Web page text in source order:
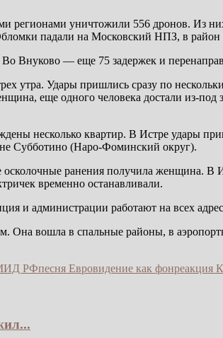
уничтожили 556 дронов. Из
падали на Московский НПЗ, в
Внуково — еще 75 задержек и
утра. Удары пришлись сразу по
еще одного человека достали из-
несколько квартир. В Истре удары
Субботино (Наро-Фоминский округ).
ранения получила женщина. В
временно останавливали.
и администрации работают на всех
Она вошла в спальные районы, в
МИД РФпесня Евровидение как фонреакция